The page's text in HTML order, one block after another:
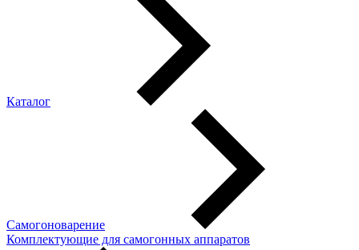
Каталог
Самогоноварение
Комплектующие для самогонных аппаратов